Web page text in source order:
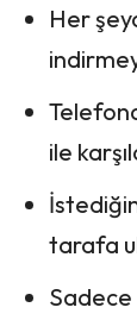
Her
ile
tarafa
Sadece